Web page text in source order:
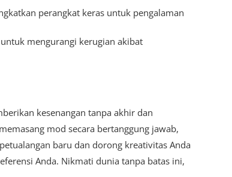
perangkat keras untuk pengalaman
mengurangi kerugian akibat
kesenangan tanpa akhir dan
mod secara bertanggung jawab,
baru dan dorong kreativitas Anda
Anda. Nikmati dunia tanpa batas ini,